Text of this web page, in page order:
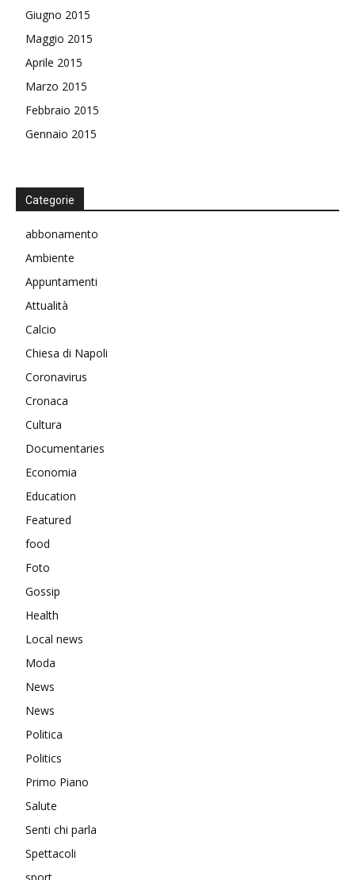
Giugno 2015
Maggio 2015
Aprile 2015
Marzo 2015
Febbraio 2015
Gennaio 2015
Categorie
abbonamento
Ambiente
Appuntamenti
Attualità
Calcio
Chiesa di Napoli
Coronavirus
Cronaca
Cultura
Documentaries
Economia
Education
Featured
food
Foto
Gossip
Health
Local news
Moda
News
News
Politica
Politics
Primo Piano
Salute
Senti chi parla
Spettacoli